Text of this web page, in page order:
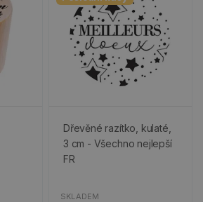
Dřevěné razítko, kulaté,
3 cm - Všechno nejlepší
FR
SKLADEM